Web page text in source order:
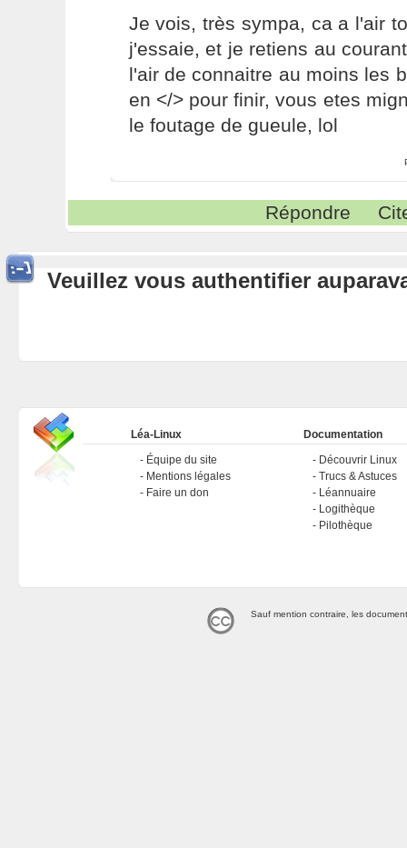
Je vois, très sympa, ca a l'air
j'essaie, et je retiens au
l'air de connaitre au moins les
en </> pour finir, vous etes
le foutage de gueule, lol
Répondre
Veuillez vous authentifier
Léa-Linux
Équipe du site
Mentions légales
Faire un don
Documentation
Découvrir Linux
Trucs & Astuces
Léannuaire
Logithèque
Pilothèque
Sauf mention contraire, les